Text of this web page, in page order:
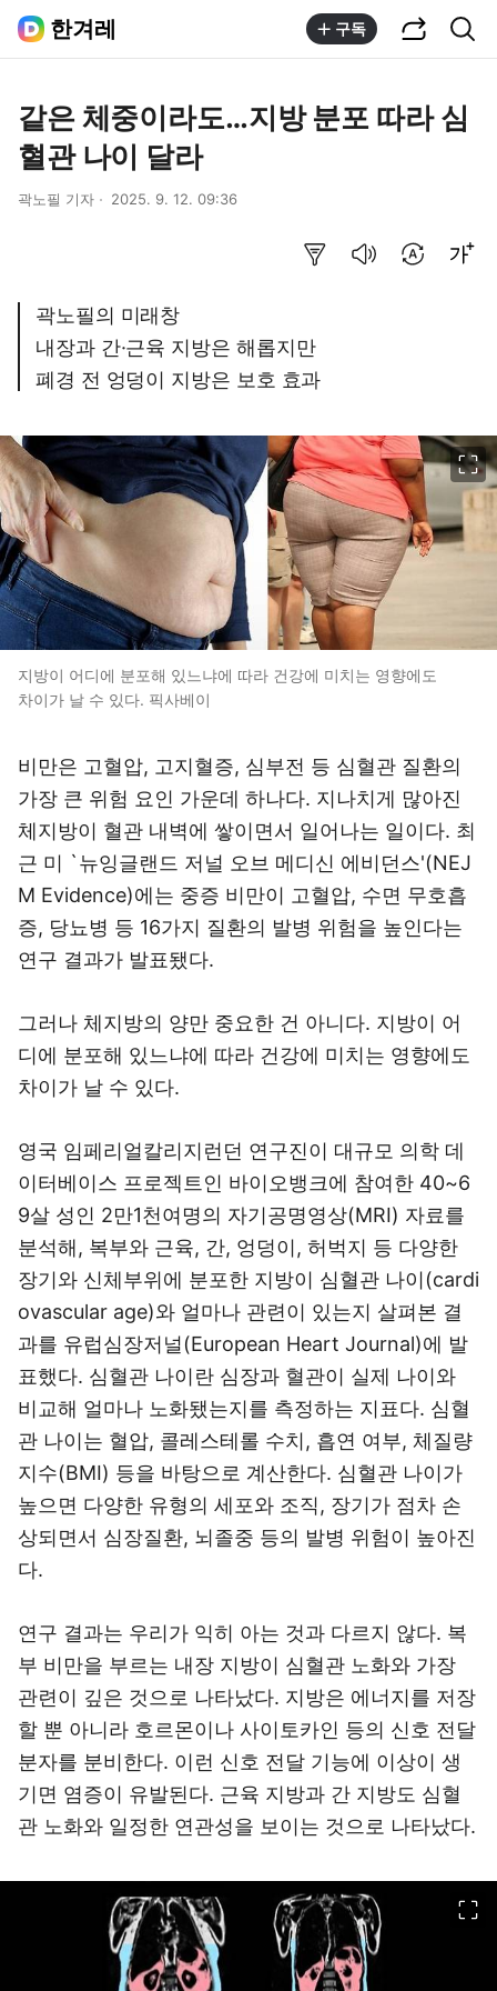
한겨레 구독
같은 체중이라도…지방 분포 따라 심
혈관 나이 달라
곽노필 기자 2025. 9. 12. 09:36
곽노필의 미래창
내장과 간·근육 지방은 해롭지만
폐경 전 엉덩이 지방은 보호 효과
지방이 어디에 분포해 있느냐에 따라 건강에 미치는 영향에도
차이가 날 수 있다. 픽사베이
비만은 고혈압, 고지혈증, 심부전 등 심혈관 질환의
가장 큰 위험 요인 가운데 하나다. 지나치게 많아진
체지방이 혈관 내벽에 쌓이면서 일어나는 일이다. 최
근 미 `뉴잉글랜드 저널 오브 메디신 에비던스'(NEJ
M Evidence)에는 중증 비만이 고혈압, 수면 무호흡
증, 당뇨병 등 16가지 질환의 발병 위험을 높인다는
연구 결과가 발표됐다.
그러나 체지방의 양만 중요한 건 아니다. 지방이 어
디에 분포해 있느냐에 따라 건강에 미치는 영향에도
차이가 날 수 있다.
영국 임페리얼칼리지런던 연구진이 대규모 의학 데
이터베이스 프로젝트인 바이오뱅크에 참여한 40~6
9살 성인 2만1천여명의 자기공명영상(MRI) 자료를
분석해, 복부와 근육, 간, 엉덩이, 허벅지 등 다양한
장기와 신체부위에 분포한 지방이 심혈관 나이(cardi
ovascular age)와 얼마나 관련이 있는지 살펴본 결
과를 유럽심장저널(European Heart Journal)에 발
표했다. 심혈관 나이란 심장과 혈관이 실제 나이와
비교해 얼마나 노화됐는지를 측정하는 지표다. 심혈
관 나이는 혈압, 콜레스테롤 수치, 흡연 여부, 체질량
지수(BMI) 등을 바탕으로 계산한다. 심혈관 나이가
높으면 다양한 유형의 세포와 조직, 장기가 점차 손
상되면서 심장질환, 뇌졸중 등의 발병 위험이 높아진
다.
연구 결과는 우리가 익히 아는 것과 다르지 않다. 복
부 비만을 부르는 내장 지방이 심혈관 노화와 가장
관련이 깊은 것으로 나타났다. 지방은 에너지를 저장
할 뿐 아니라 호르몬이나 사이토카인 등의 신호 전달
분자를 분비한다. 이런 신호 전달 기능에 이상이 생
기면 염증이 유발된다. 근육 지방과 간 지방도 심혈
관 노화와 일정한 연관성을 보이는 것으로 나타났다.